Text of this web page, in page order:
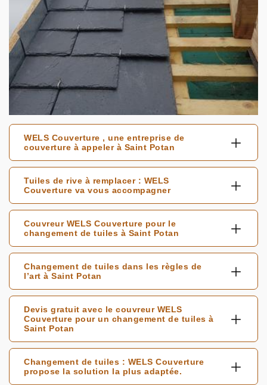
WELS Couverture , une entreprise de
couverture à appeler à Saint Potan
Tuiles de rive à remplacer : WELS
Couverture va vous accompagner
Couvreur WELS Couverture pour le
changement de tuiles à Saint Potan
Changement de tuiles dans les règles de
l’art à Saint Potan
Devis gratuit avec le couvreur WELS
Couverture pour un changement de tuiles à
Saint Potan
Changement de tuiles : WELS Couverture
propose la solution la plus adaptée.